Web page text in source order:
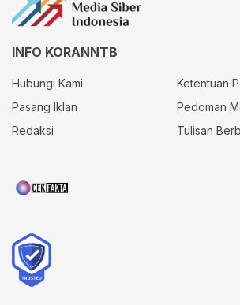
INFO KORANNTB
Hubungi Kami
Ketentuan
Pasang Iklan
Pedoman
Redaksi
Tulisan